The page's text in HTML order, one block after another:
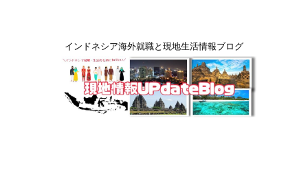
インドネシア海外就職と現地生活情報ブログ